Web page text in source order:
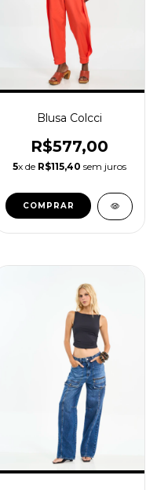
Blusa Colcci
R$577,00
5x de R$115,40 sem juros
COMPRAR